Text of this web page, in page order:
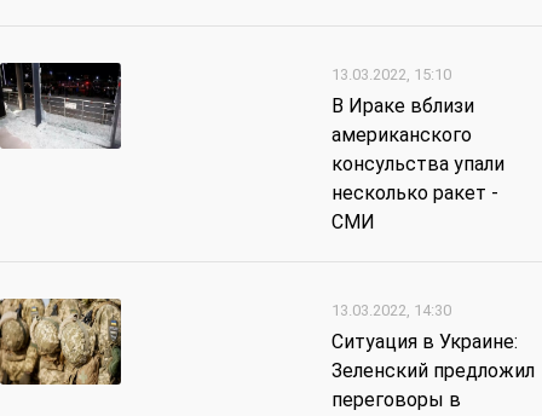
13.03.2022, 15:10
В Ираке вблизи
американского
консульства упали
несколько ракет -
СМИ
13.03.2022, 14:30
Ситуация в Украине:
Зеленский предложил
переговоры в